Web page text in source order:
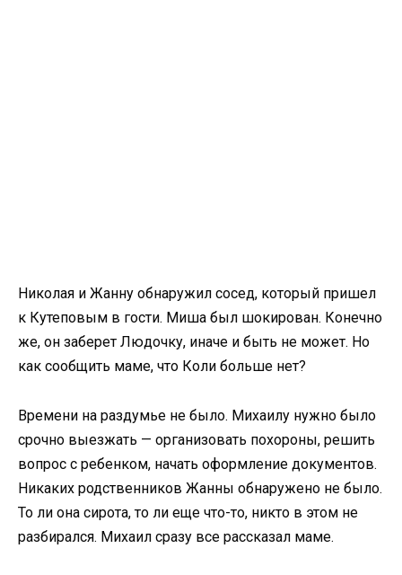
Николая и Жанну обнаружил сосед, который пришел
к Кутеповым в гости. Миша был шокирован. Конечно
же, он заберет Людочку, иначе и быть не может. Но
как сообщить маме, что Коли больше нет?
Времени на раздумье не было. Михаилу нужно было
срочно выезжать — организовать похороны, решить
вопрос с ребенком, начать оформление документов.
Никаких родственников Жанны обнаружено не было.
То ли она сирота, то ли еще что-то, никто в этом не
разбирался. Михаил сразу все рассказал маме.